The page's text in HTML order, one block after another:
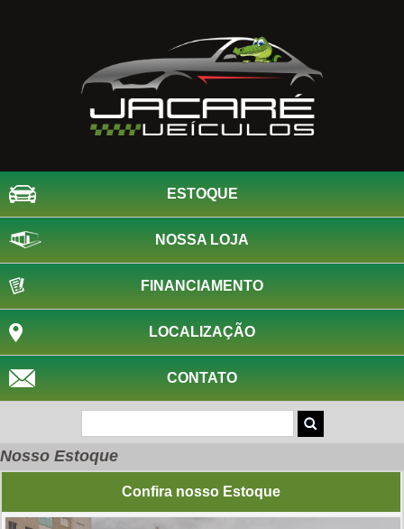
ESTOQUE
NOSSA LOJA
FINANCIAMENTO
LOCALIZAÇÃO
CONTATO
Nosso Estoque
Confira nosso Estoque